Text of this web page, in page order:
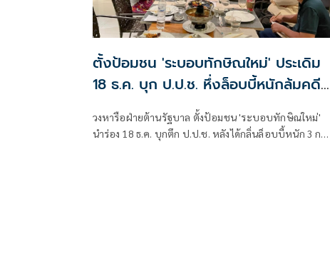
ตั้งป้อมชน 'ระบอบทักษิณใหม่' ประเดิม
18 ธ.ค. บุก ป.ป.ช. หึ่งล็อบบี้หนักล้มคดี
ชั้น 14
วงหารือฝ่ายต้านรัฐบาล ตั้งป้อมชน 'ระบอบทักษิณใหม่'
นำร่อง 18 ธ.ค. บุกตึก ป.ป.ช. หลังได้กลิ่นล็อบบี้หนัก 3 กร